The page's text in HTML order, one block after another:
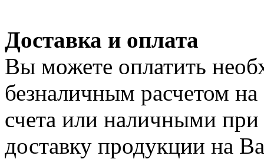
Доставка и оплата
Вы можете оплатить
безналичным расчетом
счета или наличными
доставку продукции на